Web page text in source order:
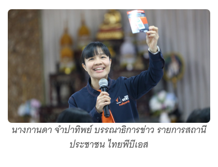
Thai PBS Verify
ตรวจสอบข่าวปลอม คัดกรองข่าวจริง
นางกานดา จำปาทิพย์ บรรณาธิการข่าว รายการสถานี
ประชาชน ไทยพีบีเอส